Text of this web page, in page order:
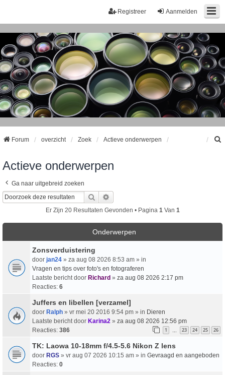
Aanmelden
Registreer
Forum overzicht Zoek Actieve onderwerpen
Actieve onderwerpen
Ga naar uitgebreid zoeken
Zoek
Er Zijn 20 Resultaten Gevonden • Pagina 1 Van 1
Onderwerpen
Zonsverduistering
door jan24 » za aug 08 2026 8:53 am » in
Vragen en tips over foto's en fotograferen
Laatste bericht door Richard » za aug 08 2026 2:17 pm
Reacties: 6
Juffers en libellen [verzamel]
door Ralph » vr mei 20 2016 9:54 pm » in Dieren
Laatste bericht door Karina2 » za aug 08 2026 12:56 pm
Reacties: 386 1 … 23 24 25 26
TK: Laowa 10-18mm f/4.5-5.6 Nikon Z lens
door RGS » vr aug 07 2026 10:15 am » in Gevraagd en aangeboden
Reacties: 0